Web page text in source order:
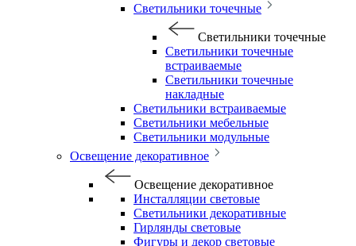
Светильники точечные
Светильники точечные
Светильники точечные
встраиваемые
Светильники точечные
накладные
Светильники встраиваемые
Светильники мебельные
Светильники модульные
Освещение декоративное
Освещение декоративное
Инсталляции световые
Светильники декоративные
Гирлянды световые
Фигуры и декор световые